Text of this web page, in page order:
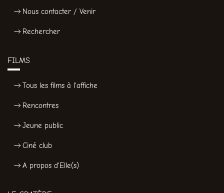
Nous contacter / Venir
Rechercher
FILMS
Tous les films à l'affiche
Rencontres
Jeune public
Ciné club
A propos d'Elle(s)